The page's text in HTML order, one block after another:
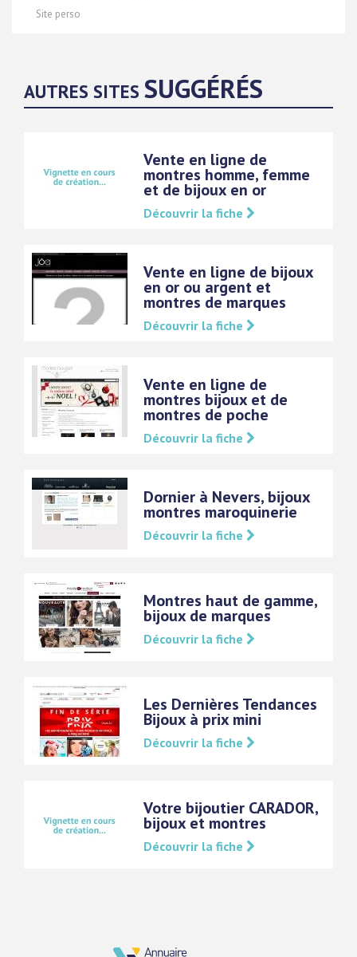
Site perso
AUTRES SITES SUGGÉRÉS
Vente en ligne de
montres homme, femme
et de bijoux en or
Découvrir la fiche
Vente en ligne de bijoux
en or ou argent et
montres de marques
Découvrir la fiche
Vente en ligne de
montres bijoux et de
montres de poche
Découvrir la fiche
Dornier à Nevers, bijoux
montres maroquinerie
Découvrir la fiche
Montres haut de gamme,
bijoux de marques
Découvrir la fiche
Les Dernières Tendances
Bijoux à prix mini
Découvrir la fiche
Votre bijoutier CARADOR,
bijoux et montres
Découvrir la fiche